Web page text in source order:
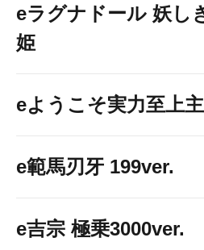
eラグナドール 妖し
姫
eようこそ実力至上
e範馬刃牙 199ver.
e吉宗 極乗3000ver.